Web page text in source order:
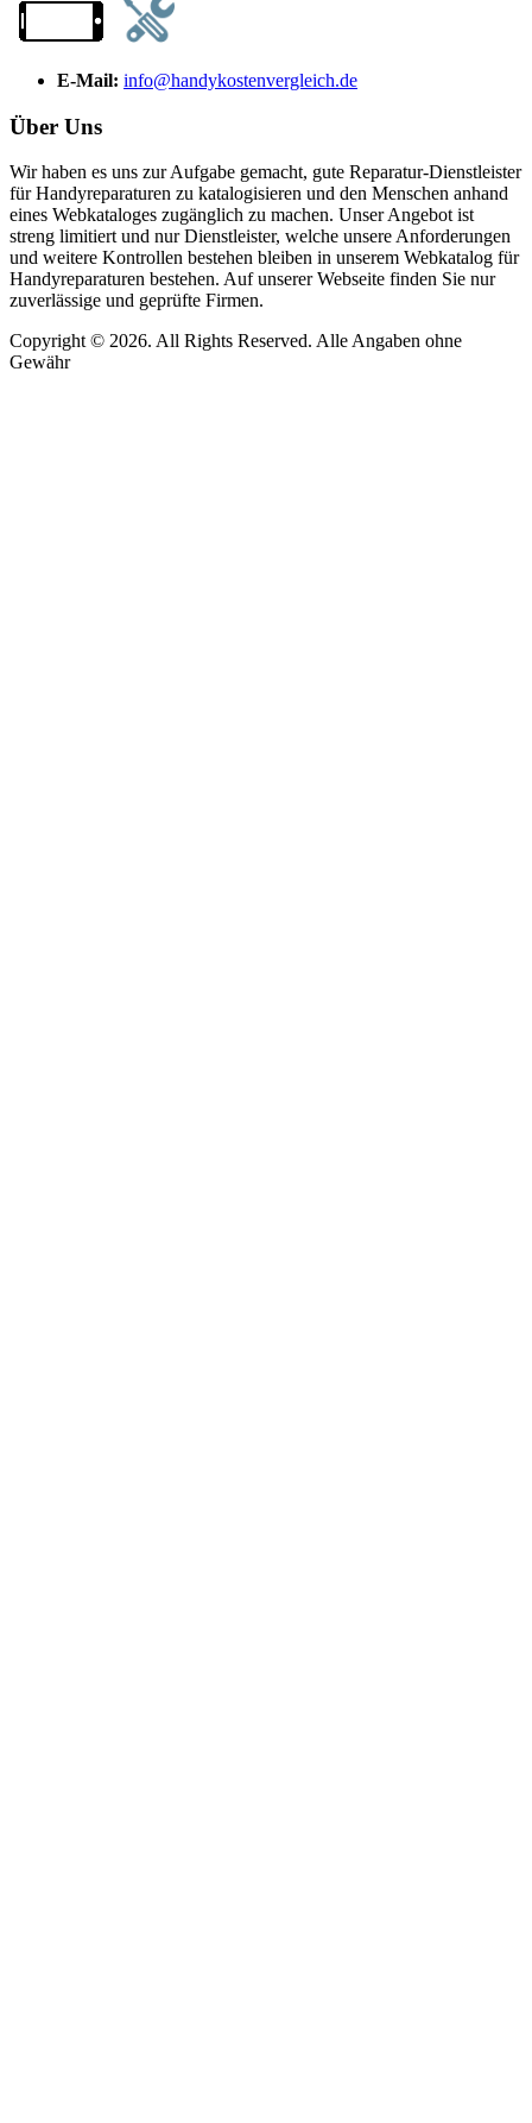
E-Mail: info@handykostenvergleich.de
Über Uns
Wir haben es uns zur Aufgabe gemacht, gute Reparatur-Dienstleister
für Handyreparaturen zu katalogisieren und den Menschen anhand
eines Webkataloges zugänglich zu machen. Unser Angebot ist
streng limitiert und nur Dienstleister, welche unsere Anforderungen
und weitere Kontrollen bestehen bleiben in unserem Webkatalog für
Handyreparaturen bestehen. Auf unserer Webseite finden Sie nur
zuverlässige und geprüfte Firmen.
Copyright © 2026. All Rights Reserved. Alle Angaben ohne
Gewähr